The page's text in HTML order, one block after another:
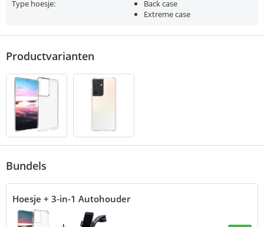
Type hoesje:
Back case
Extreme case
Productvarianten
Bundels
Hoesje + 3-in-1 Autohouder